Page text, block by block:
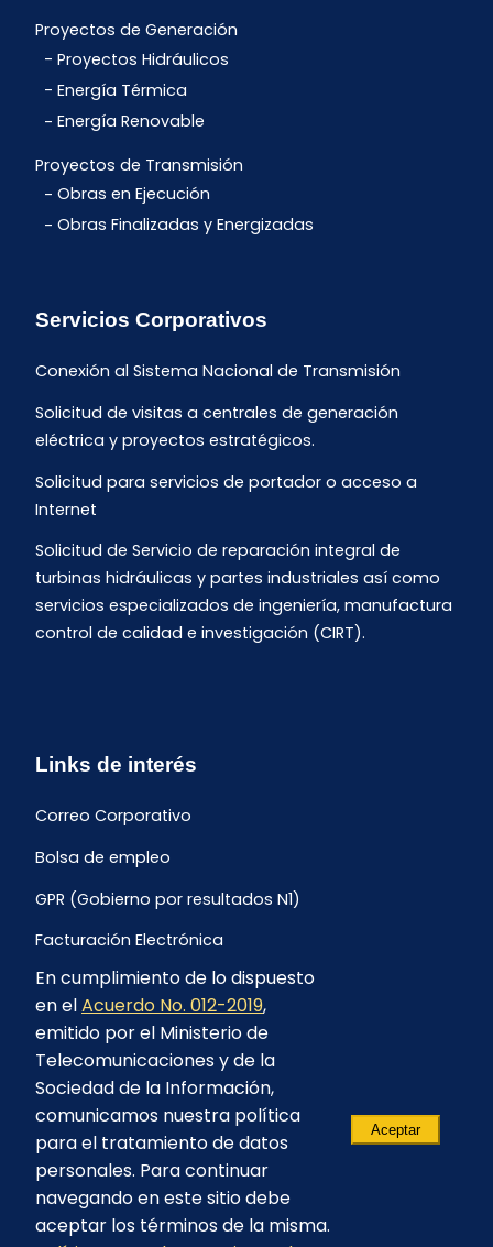
Proyectos de Generación
Proyectos Hidráulicos
Energía Térmica
Energía Renovable
Proyectos de Transmisión
Obras en Ejecución
Obras Finalizadas y Energizadas
Servicios Corporativos
Conexión al Sistema Nacional de Transmisión
Solicitud de visitas a centrales de generación
eléctrica y proyectos estratégicos.
Solicitud para servicios de portador o acceso a
Internet
Solicitud de Servicio de reparación integral de
turbinas hidráulicas y partes industriales así como
servicios especializados de ingeniería, manufactura
control de calidad e investigación (CIRT).
Links de interés
Correo Corporativo
Bolsa de empleo
GPR (Gobierno por resultados N1)
Facturación Electrónica
Archivo Histórico de Facturación
Portal Ambiental y Social
Proyecto Geotérmico Chachimbiro
Contratación consultoría mediante “Lista Corta”
Reglamento de Procesos Asociativos
En cumplimiento de lo dispuesto
en elAcuerdo No. 012-2019,
emitido por el Ministerio de
Telecomunicaciones y de la
Sociedad de la Información,
comunicamos nuestra política
para el tratamiento de datos
personales. Para continuar
navegando en este sitio debe
aceptar los términos de la misma.
Aceptar